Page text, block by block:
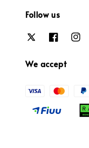
Follow us
We accept